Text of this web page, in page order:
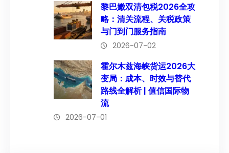
黎巴嫩双清包税2026全攻
略：清关流程、关税政策
与门到门服务指南
2026-07-02
霍尔木兹海峡货运2026大
变局：成本、时效与替代
路线全解析 | 值信国际物
流
2026-07-01